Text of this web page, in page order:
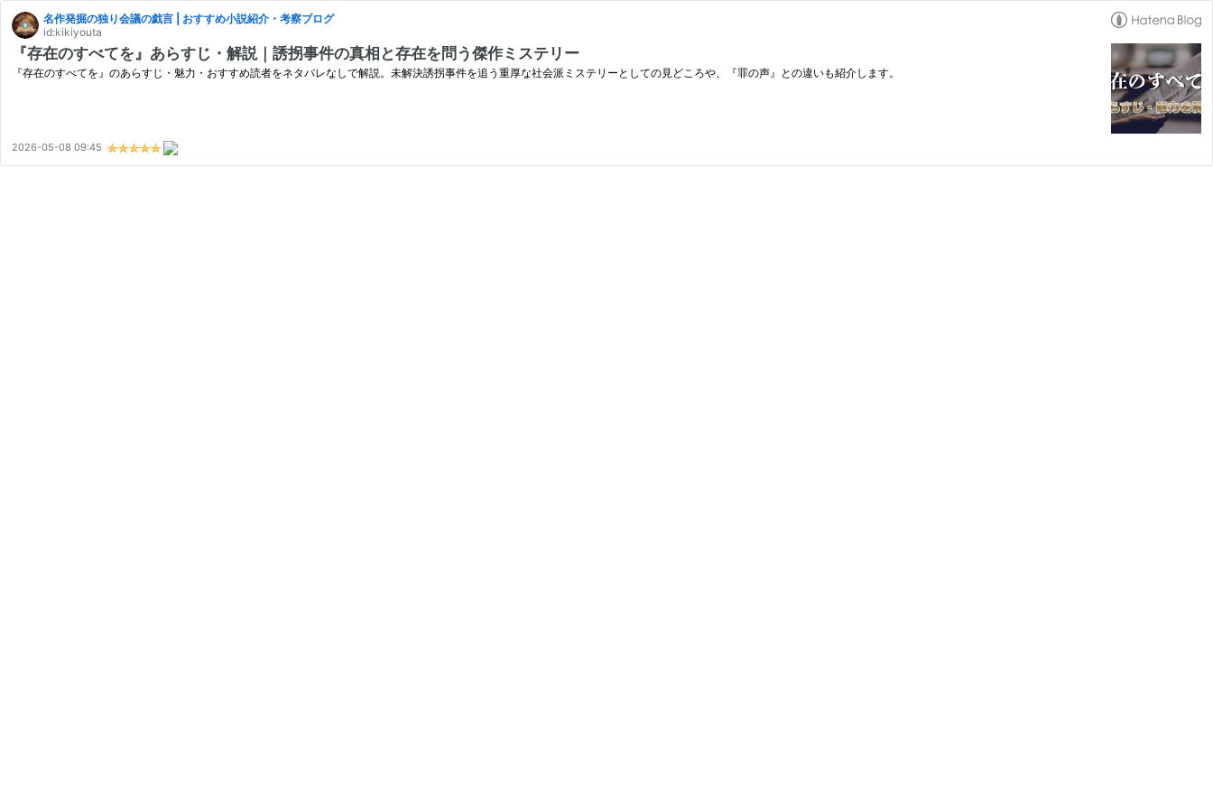
名作発掘の独り会議の戯言 | おすすめ小説紹介・考察ブログ
id:kikiyouta
『存在のすべてを』あらすじ・解説｜誘拐事件の真相と存在を問う傑作ミステリー
『存在のすべてを』のあらすじ・魅力・おすすめ読者をネタバレなしで解説。未解決誘拐事件を追う重厚な社会派ミステリーとしての見どころや、『罪の声』との違いも紹介します。
2026-05-08 09:45